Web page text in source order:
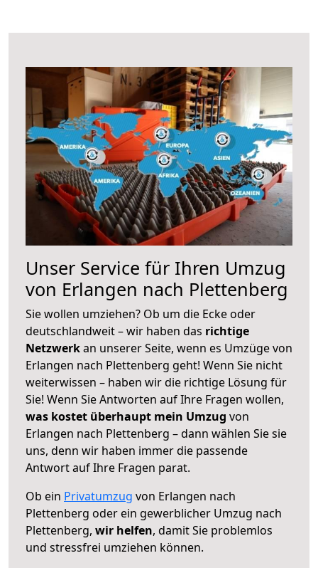
Unser Service für Ihren Umzug
von Erlangen nach Plettenberg
Sie wollen umziehen? Ob um die Ecke oder
deutschlandweit – wir haben das richtige
Netzwerkan unserer Seite, wenn es Umzüge von
Erlangen nach Plettenberg geht! Wenn Sie nicht
weiterwissen – haben wir die richtige Lösung für
Sie! Wenn Sie Antworten auf Ihre Fragen wollen,
was kostet überhaupt mein Umzug von
Erlangen nach Plettenberg – dann wählen Sie sie
uns, denn wir haben immer die passende
Antwort auf Ihre Fragen parat.
Ob ein Privatumzug von Erlangen nach
Plettenberg oder ein gewerblicher Umzug nach
Plettenberg, wir helfen, damit Sie problemlos
und stressfrei umziehen können.